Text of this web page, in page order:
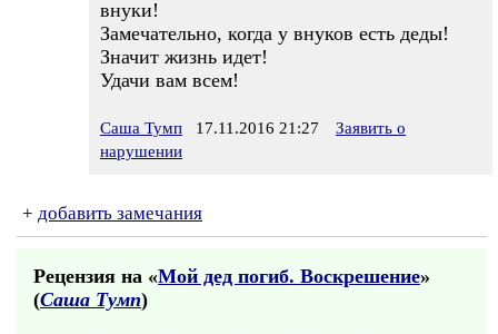
внуки!
Замечательно, когда у внуков есть деды!
Значит жизнь идет!
Удачи вам всем!
Саша Тумп 17.11.2016 21:27
Заявить о
нарушении
+ добавить замечания
Рецензия на «Мой дед погиб. Воскрешение»
(Саша Тумп)